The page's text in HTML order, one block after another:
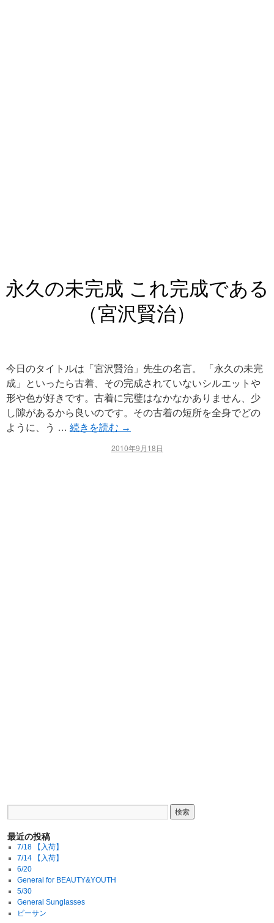
永久の未完成 これ完成である
（宮沢賢治）
今日のタイトルは「宮沢賢治」先生の名言。 「永久の未完
成」といったら古着、その完成されていないシルエットや
形や色が好きです。古着に完璧はなかなかありません、少
し隙があるから良いのです。その古着の短所を全身でどの
ように、う … 続きを読む →
2010年9月18日
最近の投稿
7/18 【入荷】
7/14 【入荷】
6/20
General for BEAUTY&YOUTH
5/30
General Sunglasses
ビーサン